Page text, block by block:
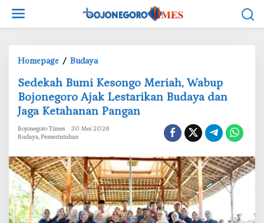
w
Homepage / BudayaS
d
e
k
a
u
m
i
K
e
Sedekah Bumi Kesongo Meriah, Wabup
Bojonegoro Ajak Lestarikan Budaya dan
Jaga Ketahanan Pangan
Bojonegoro Times
30 Mei 2026
Budaya,Pemerintahan